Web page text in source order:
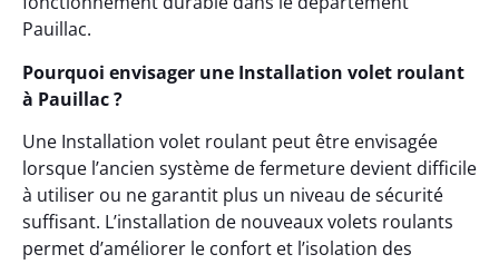
Pauillac.
Pourquoi envisager une Installation volet roulant
à Pauillac ?
Une Installation volet roulant peut être envisagée
lorsque l’ancien système de fermeture devient difficile
à utiliser ou ne garantit plus un niveau de sécurité
suffisant. L’installation de nouveaux volets roulants
permet d’améliorer le confort et l’isolation des